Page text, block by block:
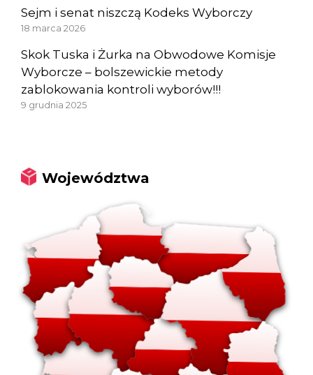
Sejm i senat niszczą Kodeks Wyborczy
18 marca 2026
Skok Tuska i Żurka na Obwodowe Komisje
Wyborcze – bolszewickie metody
zablokowania kontroli wyborów!!!
9 grudnia 2025
Województwa